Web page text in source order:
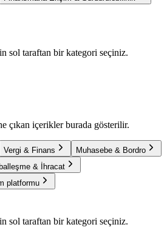
sol taraftan bir kategori seçiniz.
çıkan içerikler burada gösterilir.
Vergi & Finans
Muhasebe & Bordro
& İhracat
platformu
sol taraftan bir kategori seçiniz.